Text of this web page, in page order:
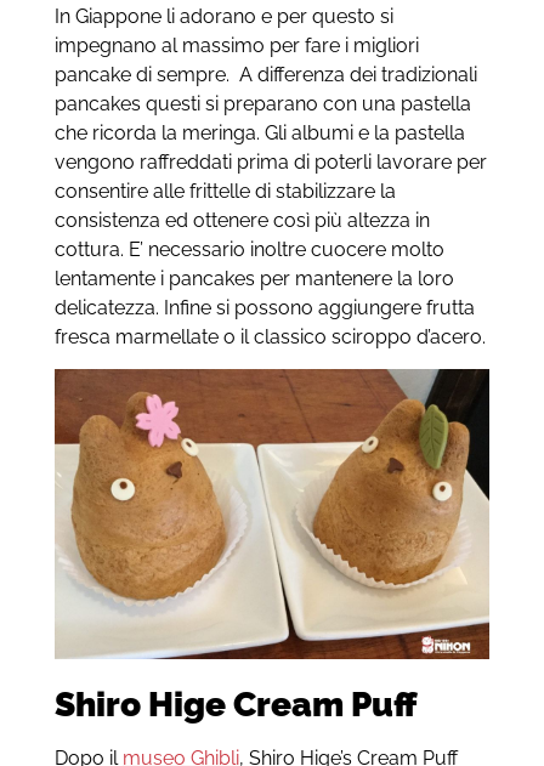
In Giappone li adorano e per questo si
impegnano al massimo per fare i migliori
pancake di sempre. A differenza dei tradizionali
pancakes questi si preparano con una pastella
che ricorda la meringa. Gli albumi e la pastella
vengono raffreddati prima di poterli lavorare per
consentire alle frittelle di stabilizzare la
consistenza ed ottenere così più altezza in
cottura. E’ necessario inoltre cuocere molto
lentamente i pancakes per mantenere la loro
delicatezza. Infine si possono aggiungere frutta
fresca marmellate o il classico sciroppo d’acero.
Shiro Hige Cream Puff
Dopo il museo Ghibli, Shiro Hige’s Cream Puff